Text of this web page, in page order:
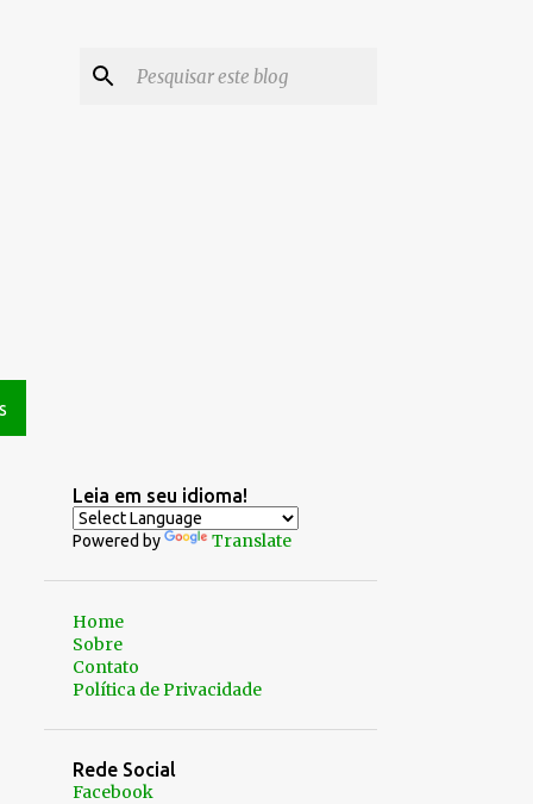
Leia em seu idioma!
Powered by Translate
Home
Sobre
Contato
Política de Privacidade
Rede Social
Facebook